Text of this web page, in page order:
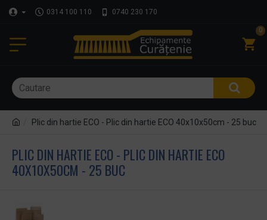
0314 100 110 0740 230 170
0
Plic din hartie ECO - Plic din hartie ECO 40x10x50cm - 25 buc
PLIC DIN HARTIE ECO - PLIC DIN HARTIE ECO
40X10X50CM - 25 BUC